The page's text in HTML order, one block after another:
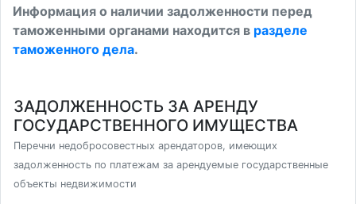
Информация о наличии задолженности перед
таможенными органами находится в разделе
таможенного дела.
ЗАДОЛЖЕННОСТЬ ЗА АРЕНДУ
ГОСУДАРСТВЕННОГО ИМУЩЕСТВА
Перечни недобросовестных арендаторов, имеющих
задолженность по платежам за арендуемые государственные
объекты недвижимости